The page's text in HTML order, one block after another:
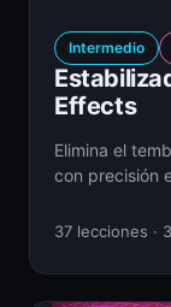
Intermedio
Effects
Elimina el
con precisión
37 lecciones ·